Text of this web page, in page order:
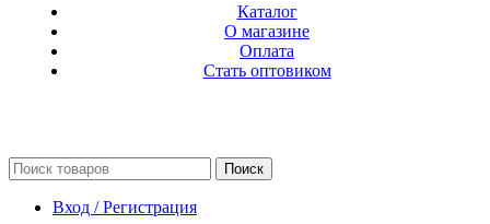
Каталог
О магазине
Оплата
Стать оптовиком
Поиск
Вход / Регистрация